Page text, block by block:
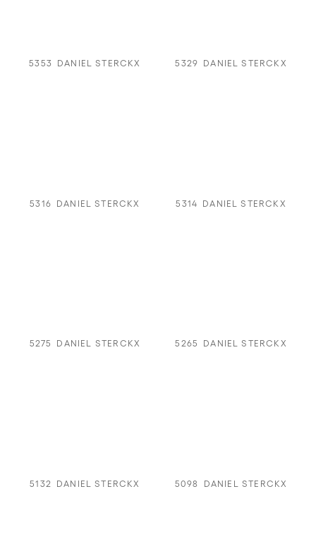
5353 DANIEL STERCKX 5329 DANIEL STERCKX
5316 DANIEL STERCKX 5314 DANIEL STERCKX
5275 DANIEL STERCKX 5265 DANIEL STERCKX
5132 DANIEL STERCKX 5098 DANIEL STERCKX